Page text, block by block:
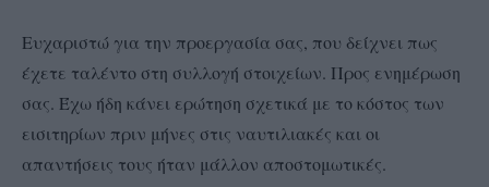
Ευχαριστώ για την προεργασία σας, που δείχνει πως
έχετε ταλέντο στη συλλογή στοιχείων. Προς ενημέρωση
σας. Έχω ήδη κάνει ερώτηση σχετικά με το κόστος των
εισιτηρίων πριν μήνες στις ναυτιλιακές και οι
απαντήσεις τους ήταν μάλλον αποστομωτικές.